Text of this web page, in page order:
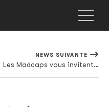
NEWS SUIVANTE
Les Madcaps vous invitent dans leur Taco Truck